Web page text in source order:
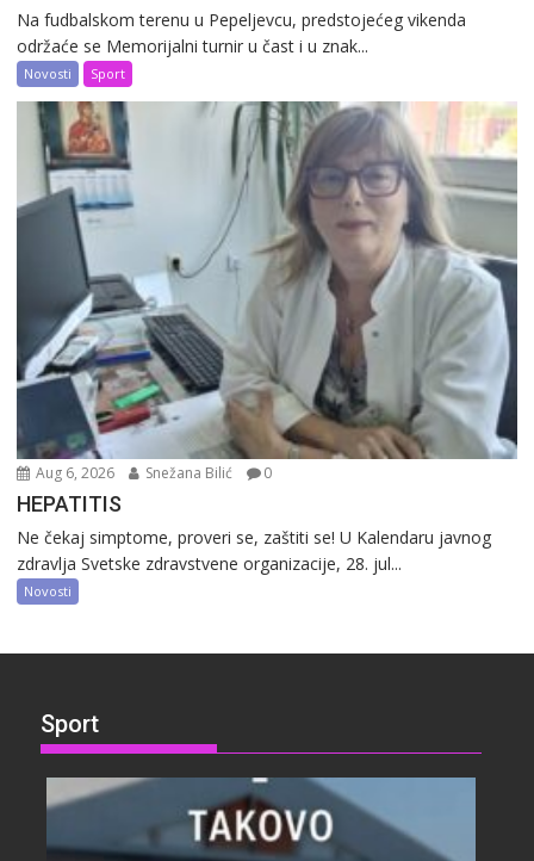
Na fudbalskom terenu u Pepeljevcu, predstojećeg vikenda
održaće se Memorijalni turnir u čast i u znak...
Novosti Sport
Aug 6, 2026 Snežana Bilić 0
HEPATITIS
Ne čekaj simptome, proveri se, zaštiti se! U Kalendaru javnog
zdravlja Svetske zdravstvene organizacije, 28. jul...
Novosti
Sport